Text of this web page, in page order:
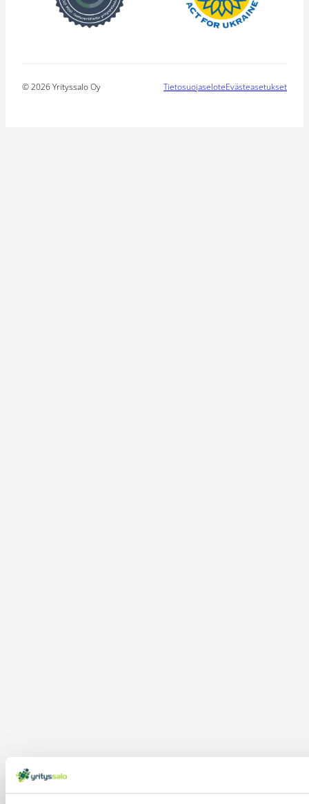
© 2026 Yrityssalo Oy TietosuojaseloteEvästeasetukset